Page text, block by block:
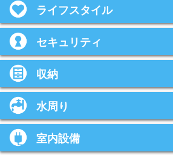
ライフスタイル
セキュリティ
収納
水周り
室内設備